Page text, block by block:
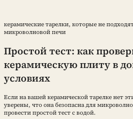
керамические тарелки, которые не
микроволновой печи
Простой тест: как
керамическую плиту в
условиях
Если на вашей керамической тарелке нет
уверены, что она безопасна для
провести простой тест с водой.